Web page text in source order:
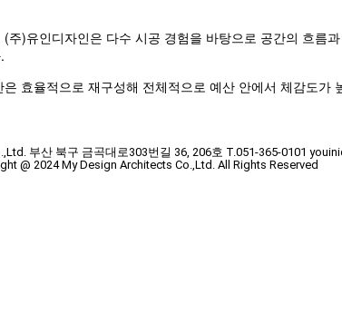
)유인디자인은 다수 시공 경험을 바탕으로 공간의 흐름
효율적으로 재구성해 전체적으로 예산 안에서 체감도가
부산 북구 금곡대로303번길 36, 206호 T.051-365-0101
@ 2024 My Design Architects Co.,Ltd. All Rights Reserved